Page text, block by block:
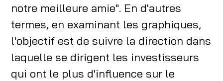
notre meilleure amie". En d'autres
termes, en examinant les graphiques,
l'objectif est de suivre la direction dans
laquelle se dirigent les investisseurs
qui ont le plus d'influence sur le